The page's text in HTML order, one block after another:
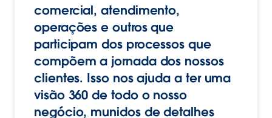
comercial, atendimento,
operações e outros que
participam dos processos que
compõem a jornada dos nossos
clientes. Isso nos ajuda a ter uma
visão 360 de todo o nosso
negócio, munidos de detalhes